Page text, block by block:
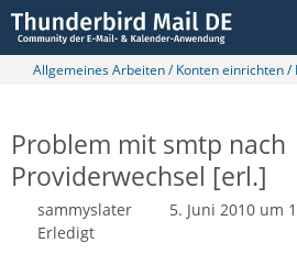
Allgemeines Arbeiten / Konten einrichten /
Problem mit smtp nach
Providerwechsel [erl.]
sammyslater 5. Juni 2010 um
Erledigt